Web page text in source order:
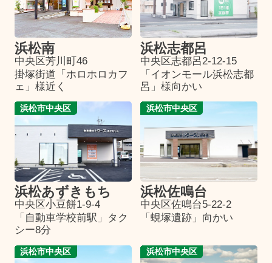
浜松南
中央区芳川町46
掛塚街道「ホロホロカフ
ェ」様近く
浜松志都呂
中央区志都呂2-12-15
「イオンモール浜松志都
呂」様向かい
浜松市中央区
浜松あずきもち
中央区小豆餅1-9-4
「自動車学校前駅」タク
シー8分
浜松市中央区
浜松佐鳴台
中央区佐鳴台5-22-2
「蜆塚遺跡」向かい
浜松市中央区 浜松市中央区